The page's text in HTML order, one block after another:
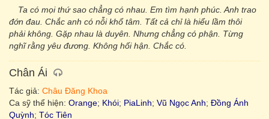
Ta có mọi thứ sao chẳng có nhau. Em tìm hạnh phúc. Anh trao
đớn đau. Chắc anh có nỗi khổ tâm. Tất cả chỉ là hiểu lầm thôi
phải không. Gặp nhau là duyên. Nhưng chẳng có phận. Từng
nghĩ rằng yêu đương. Không hối hận. Chắc có.
Chân Ái
Tác giả: Châu Đăng Khoa
Ca sỹ thể hiện: Orange; Khói; PiaLinh; Vũ Ngọc Anh; Đồng Ánh
Quỳnh; Tóc Tiên